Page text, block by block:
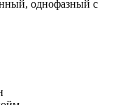
однофазный с